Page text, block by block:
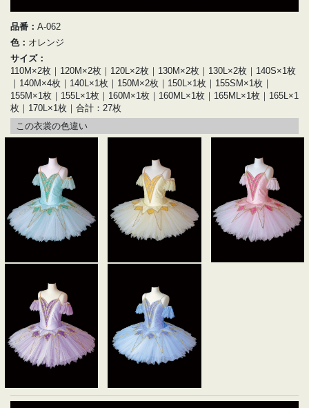
品番： A-062
色： オレンジ
サイズ：
110M×2枚｜120M×2枚｜120L×2枚｜130M×2枚｜130L×2枚｜140S×1枚
｜140M×4枚｜140L×1枚｜150M×2枚｜150L×1枚｜155SM×1枚｜
155M×1枚｜155L×1枚｜160M×1枚｜160ML×1枚｜165ML×1枚｜165L×1
枚｜170L×1枚｜合計：27枚
この衣裳の色違い